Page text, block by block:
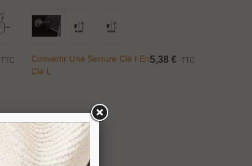
TTC
Convertir Une Serrure Clé I En
Clé L
5,38 € TTC